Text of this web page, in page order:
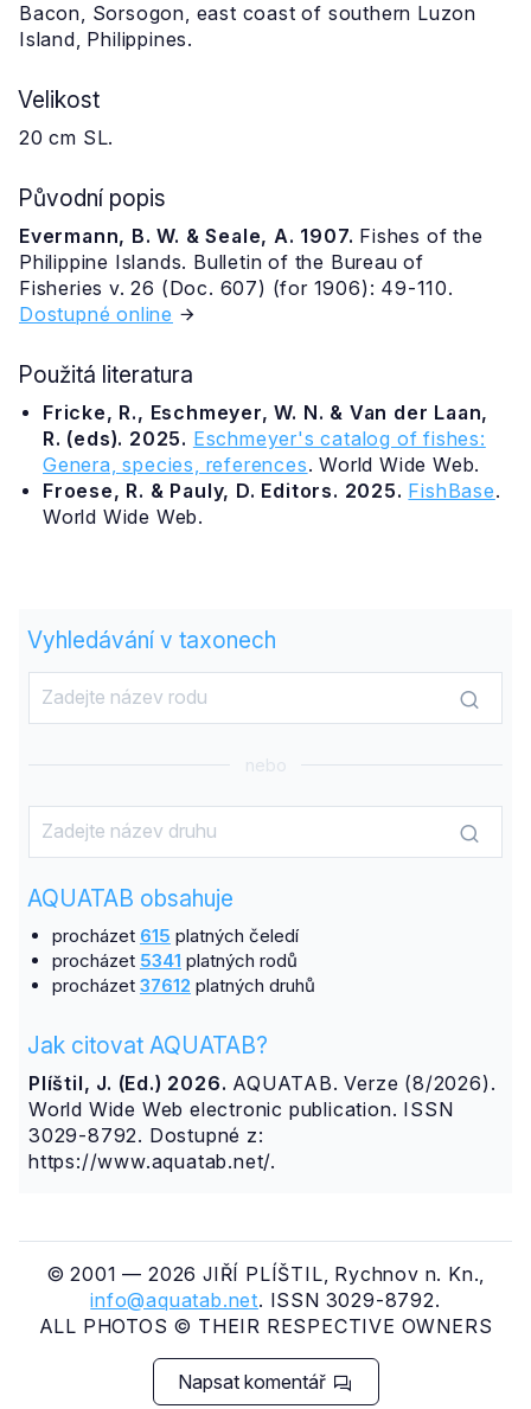
Bacon, Sorsogon, east coast of southern Luzon
Island, Philippines.
Velikost
20 cm SL.
Původní popis
Evermann, B. W. & Seale, A. 1907. Fishes of the
Philippine Islands. Bulletin of the Bureau of
Fisheries v. 26 (Doc. 607) (for 1906): 49-110.
Dostupné online
Použitá literatura
Fricke, R., Eschmeyer, W. N. & Van der Laan,
R. (eds). 2025. Eschmeyer's catalog of fishes:
Genera, species, references. World Wide Web.
Froese, R. & Pauly, D. Editors. 2025. FishBase.
World Wide Web.
Vyhledávání v taxonech
nebo
AQUATAB obsahuje
procházet 615 platných čeledí
procházet 5341 platných rodů
procházet 37612 platných druhů
Jak citovat AQUATAB?
Plíštil, J. (Ed.) 2026. AQUATAB. Verze (8/2026).
World Wide Web electronic publication. ISSN
3029-8792. Dostupné z:
https://www.aquatab.net/.
© 2001 — 2026 JIŘÍ PLÍŠTIL, Rychnov n. Kn.,
info@aquatab.net. ISSN 3029-8792.
ALL PHOTOS © THEIR RESPECTIVE OWNERS
Napsat komentář